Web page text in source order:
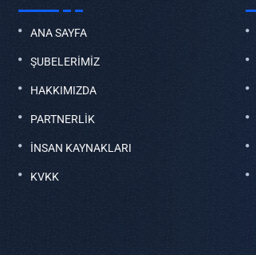
ANA SAYFA
ŞUBELERİMİZ
HAKKIMIZDA
PARTNERLİK
İNSAN KAYNAKLARI
KVKK